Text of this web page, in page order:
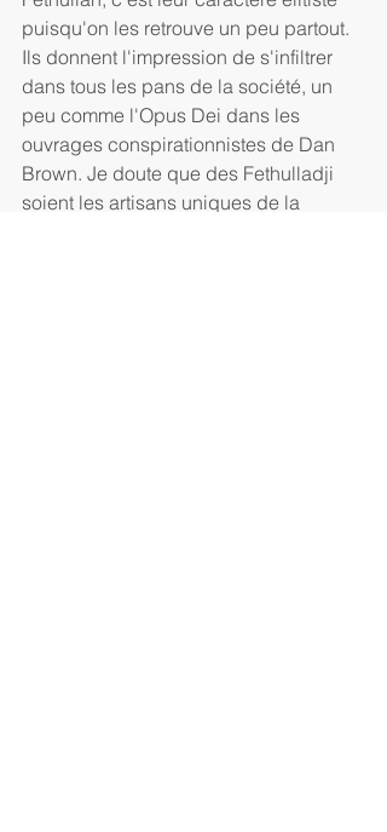
puisqu'on les retrouve un peu partout.
Ils donnent l'impression de s'infiltrer
dans tous les pans de la société, un
peu comme l'Opus Dei dans les
ouvrages conspirationnistes de Dan
Brown. Je doute que des Fethulladji
soient les artisans uniques de la